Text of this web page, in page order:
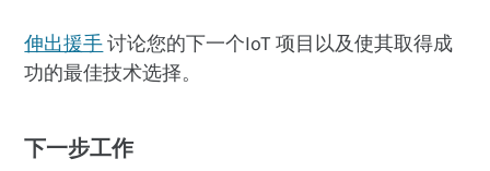
伸出援手讨论您的下一个IoT 项目以及使其取得成
功的最佳技术选择。
下一步工作